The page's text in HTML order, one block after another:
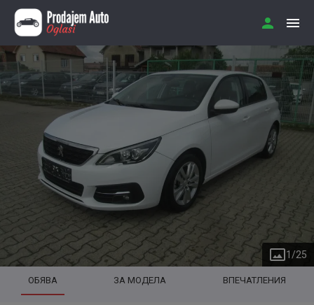
1 /25
ОБЯВА ЗА МОДЕЛА ВПЕЧАТЛЕНИЯ